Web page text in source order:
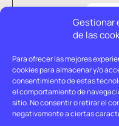
Gestionar
de las
Para ofrecer las mejores
cookies para almacenar y/o
consentimiento de estas
el comportamiento de
sitio. No consentir o retirar el
negativamente a ciertas